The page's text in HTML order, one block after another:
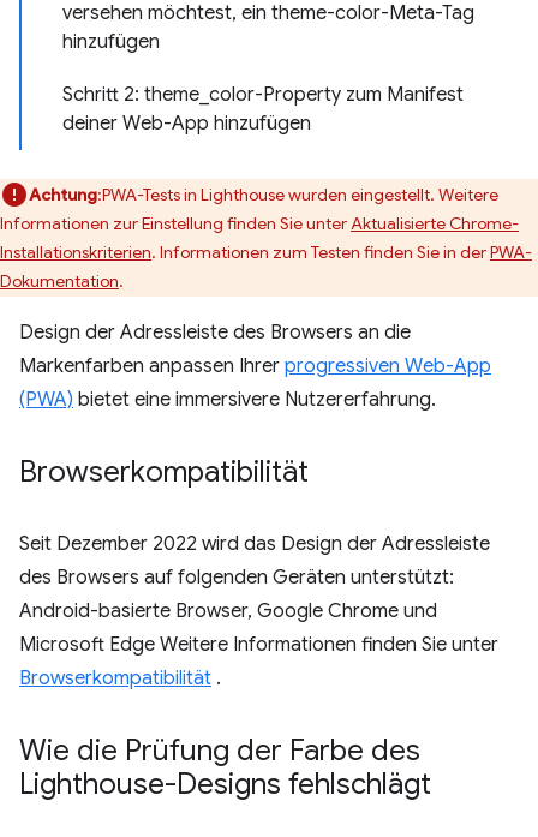
versehen möchtest, ein theme-color-Meta-Tag
hinzufügen
Schritt 2: theme_color-Property zum Manifest
deiner Web-App hinzufügen
Achtung:PWA-Tests in Lighthouse wurden eingestellt. Weitere
Informationen zur Einstellung finden Sie unterAktualisierte Chrome-
Installationskriterien. Informationen zum Testen finden Sie in derPWA-
Dokumentation.
Design der Adressleiste des Browsers an die
Markenfarben anpassen Ihrer progressiven Web-App
(PWA) bietet eine immersivere Nutzererfahrung.
Browserkompatibilität
Seit Dezember 2022 wird das Design der Adressleiste
des Browsers auf folgenden Geräten unterstützt:
Android-basierte Browser, Google Chrome und
Microsoft Edge Weitere Informationen finden Sie unter
Browserkompatibilität .
Wie die Prüfung der Farbe des
Lighthouse-Designs fehlschlägt